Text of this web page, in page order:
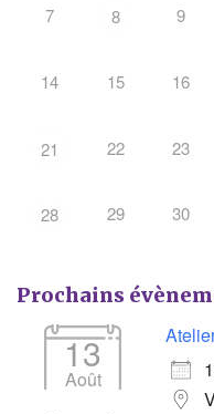
7 8 9
14 15 16
21 22 23
28 29 30
Prochains
13
Août